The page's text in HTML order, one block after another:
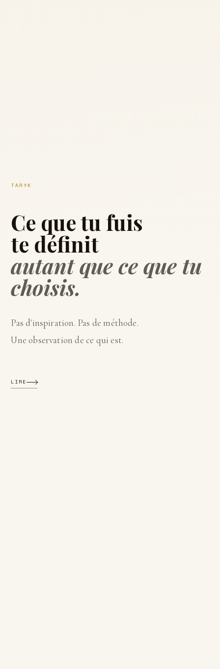
TARYK
Ce que tu fuis
te définit
autant que ce que tu
choisis.
Pas d'inspiration. Pas de méthode.
Une observation de ce qui est.
LIRE